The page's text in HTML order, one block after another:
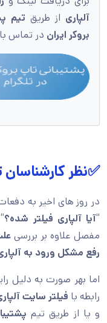
آلپاری از طریقتیم
بروکر ایران در تماس
✅نظر کارشناسان
در روز های اخیر به
“آیا آلپاری فیلتر شده؟
مفصل علاوه بر بررسی
رفع مشکل ورود به
اما بهر صورت به دلیل
رابطه با فیلتر سایت
و یا از طریق تیم